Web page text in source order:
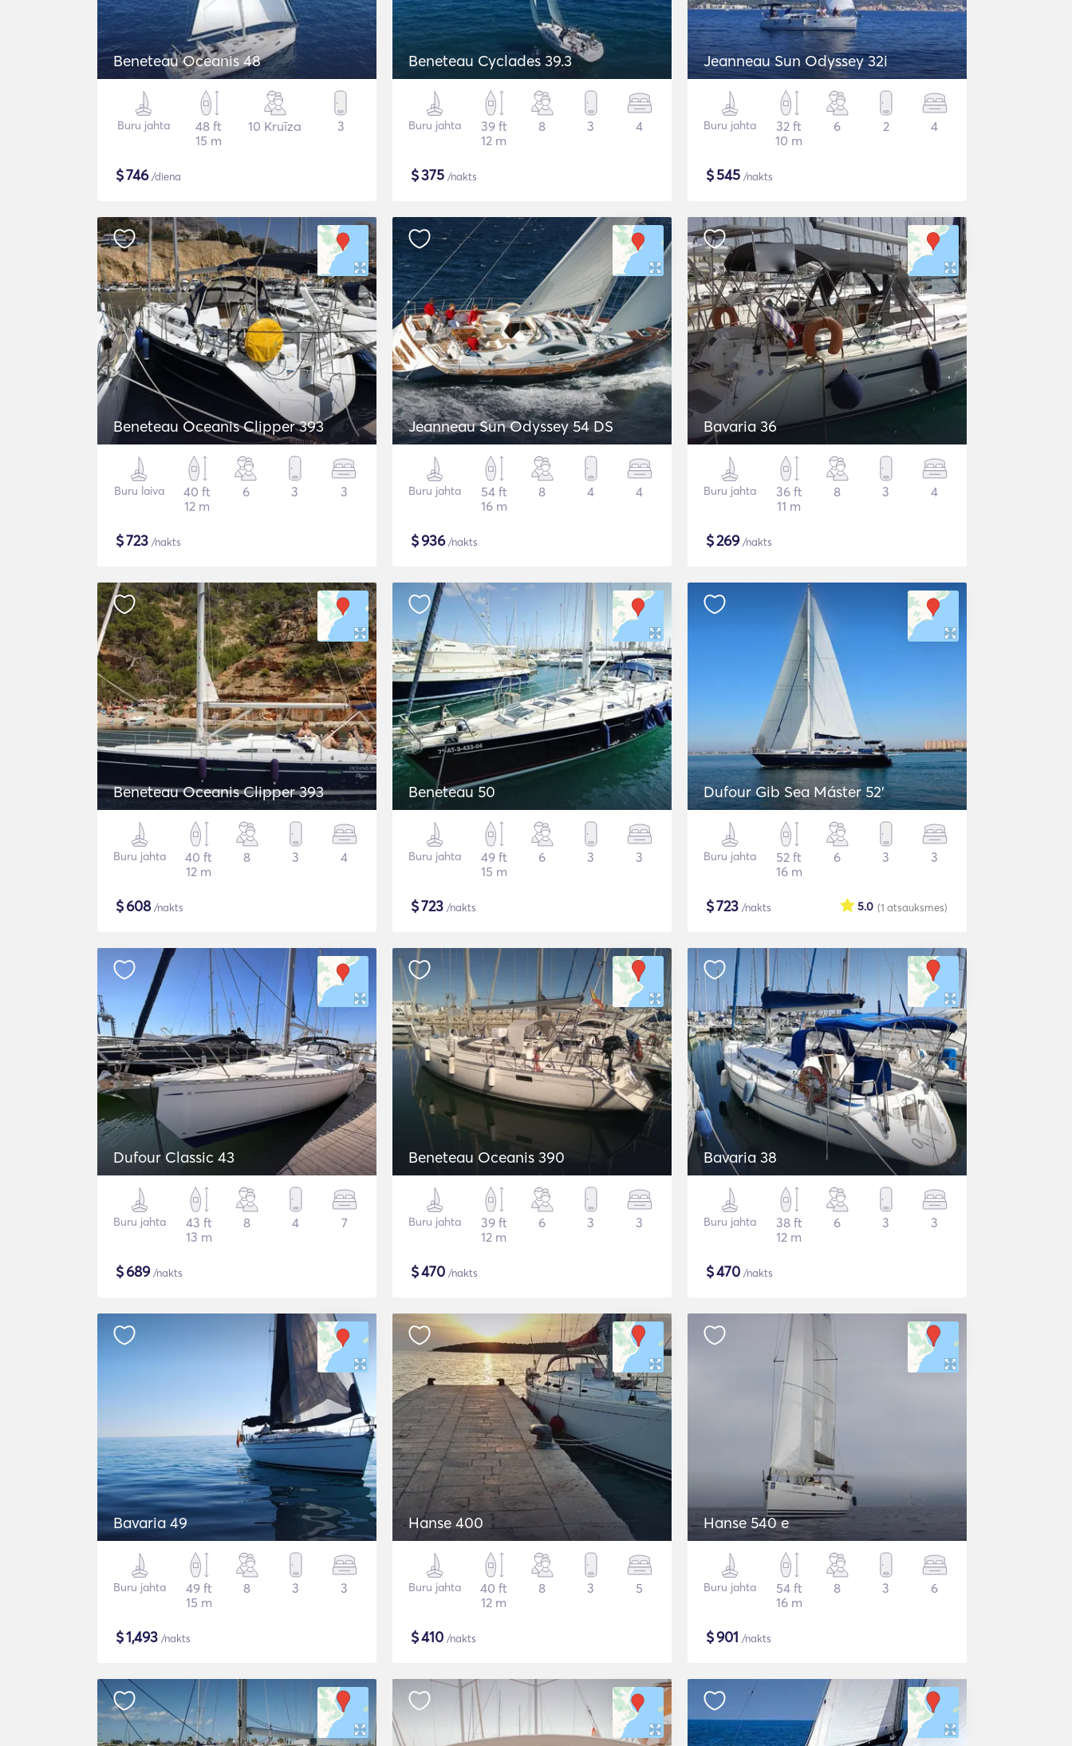
Beneteau Oceanis 48
Buru jahta
48 ft
15 m
10 Kruīza 3
$746/diena
Beneteau Cyclades 39.3
Buru jahta
39 ft
12 m
8 3 4
$375 /nakts
Jeanneau Sun Odyssey 32i
Buru jahta
32 ft
10 m
6 2 4
$545 /nakts
Beneteau Oceanis Clipper 393
Buru laiva
40 ft
12 m
6 3 3
$723 /nakts
Jeanneau Sun Odyssey 54 DS
Buru jahta
54 ft
16 m
8 4 4
$936/nakts
Bavaria 36
Buru jahta
36 ft
11 m
8 3 4
$269/nakts
Beneteau Oceanis Clipper 393
Buru jahta
40 ft
12 m
8 3 4
$608/nakts
Beneteau 50
Buru jahta
49 ft
15 m
6 3 3
$723 /nakts
Dufour Gib Sea Máster 52’
Buru jahta
52 ft
16 m
6 3 3
$723 /nakts (1 atsauksmes)
5.0
Dufour Classic 43
Buru jahta
43 ft
13 m
8 4 7
$689/nakts
Beneteau Oceanis 390
Buru jahta
39 ft
12 m
6 3 3
$470 /nakts
Bavaria 38
Buru jahta
38 ft
12 m
6 3 3
$470 /nakts
Bavaria 49
Buru jahta
49 ft
15 m
8 3 3
$1,493 /nakts
Hanse 400
Buru jahta
40 ft
12 m
8 3 5
$410 /nakts
Hanse 540 e
Buru jahta
54 ft
16 m
8 3 6
$901 /nakts